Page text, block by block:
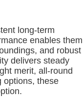
long-term
enables them
and robust
delivers steady
merit, all-round
options, these